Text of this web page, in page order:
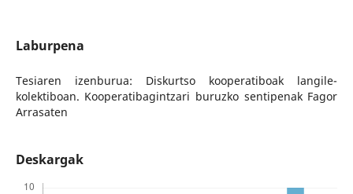
Laburpena
Tesiaren izenburua: Diskurtso kooperatiboak langile-
kolektiboan. Kooperatibagintzari buruzko sentipenak Fagor
Arrasaten
Deskargak